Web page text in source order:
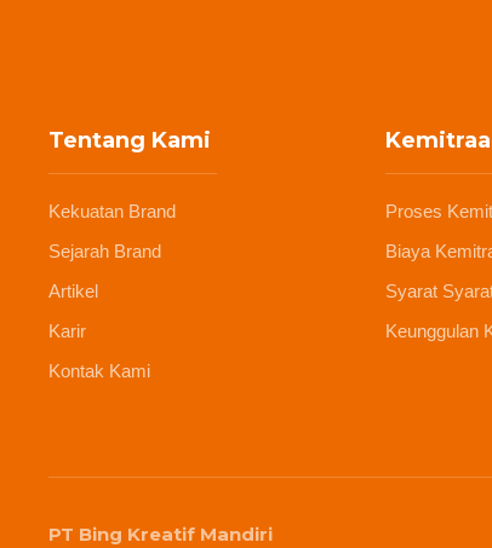
Tentang Kami
Kekuatan Brand
Sejarah Brand
Artikel
Karir
Kontak Kami
Proses
Biaya
Syarat
Keunggulan
PT Bing Kreatif Mandiri